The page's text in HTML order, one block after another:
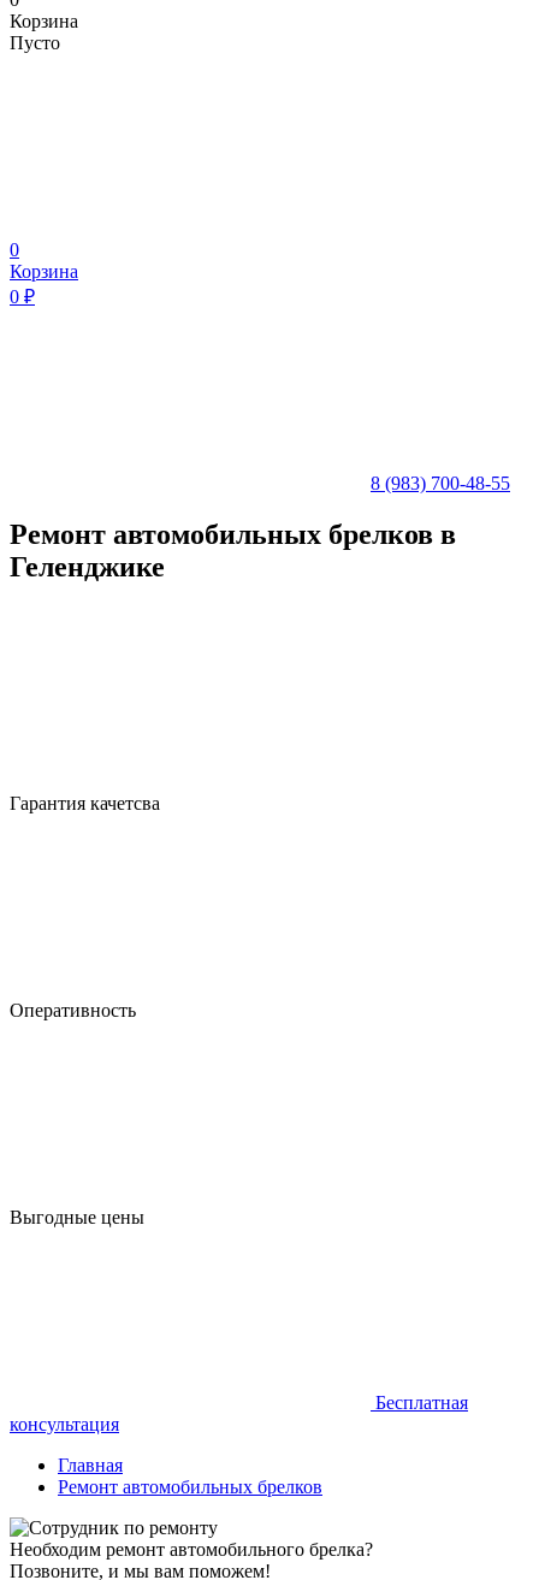
Корзина
Пусто
0
Корзина
0 ₽
8 (983) 700-48-55
Ремонт автомобильных брелков в
Геленджике
Гарантия качетсва
Оперативность
Выгодные цены
Бесплатная
консультация
Главная
Ремонт автомобильных брелков
Необходим ремонт автомобильного брелка?
Позвоните, и мы вам поможем!